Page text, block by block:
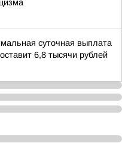
суточная выплата
6,8 тысячи рублей